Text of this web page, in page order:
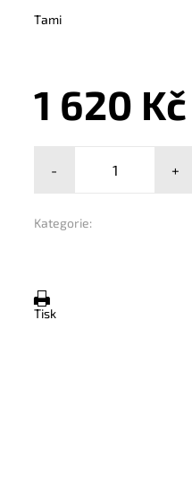
Tami
1 620 Kč
- +
Kategorie:
Tisk